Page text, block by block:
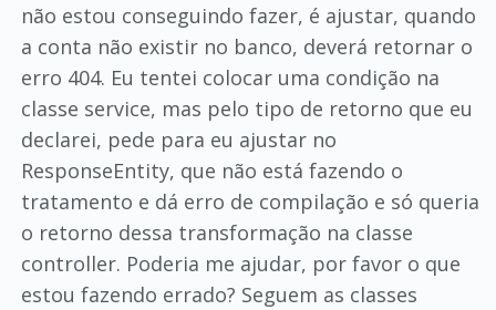
não estou conseguindo fazer, é ajustar, quando
a conta não existir no banco, deverá retornar o
erro 404. Eu tentei colocar uma condição na
classe service, mas pelo tipo de retorno que eu
declarei, pede para eu ajustar no
ResponseEntity, que não está fazendo o
tratamento e dá erro de compilação e só queria
o retorno dessa transformação na classe
controller. Poderia me ajudar, por favor o que
estou fazendo errado? Seguem as classes